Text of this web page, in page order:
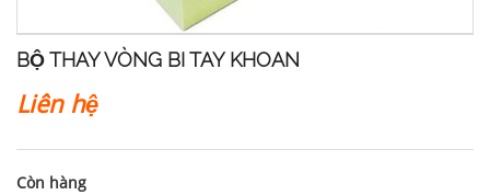
BỘ THAY VÒNG BI TAY KHOAN
Liên hệ
Còn hàng